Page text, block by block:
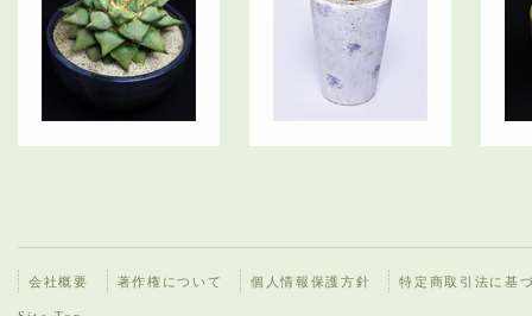
会社概要 著作権について 個人情報保護方針 特定商取引法に基